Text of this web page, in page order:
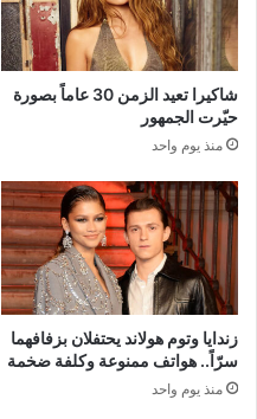
شاكيرا تعيد الزمن 30 عاماً بصورة
حيّرت الجمهور
منذ يوم واحد
زندايا وتوم هولاند يحتفلان بزفافهما
سرّاً.. هواتف ممنوعة وكلفة ضخمة
منذ يوم واحد